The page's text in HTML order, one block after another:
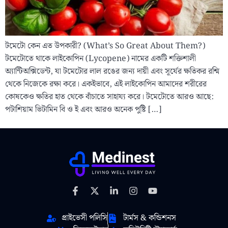
টমেটো কেন এত উপকারী? (What’s So Great About Them?)
টমেটোতে থাকে লাইকোপিন (Lycopene) নামের একটি শক্তিশালী
অ্যান্টিঅক্সিডেন্ট, যা টমেটোর লাল রঙের জন্য দায়ী এবং সূর্যের ক্ষতিকর রশ্মি
থেকে নিজেকে রক্ষা করে। একইভাবে, এই লাইকোপিন আমাদের শরীরের
কোষকেও ক্ষতির হাত থেকে বাঁচাতে সাহায্য করে। টমেটোতে আরও আছে:
পটাশিয়াম ভিটামিন বি ও ই এবং আরও অনেক পুষ্টি […]
প্রাইভেসী পলিসি
টার্মস & কন্ডিশনস